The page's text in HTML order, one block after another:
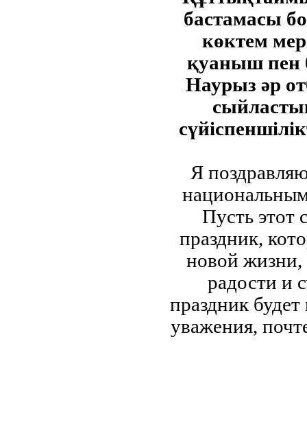
бастамасы
көктем
қуаныш пен
Наурыз әр
Я
Пусть этот
праздник,
новой
радости и
праздник
уважения,